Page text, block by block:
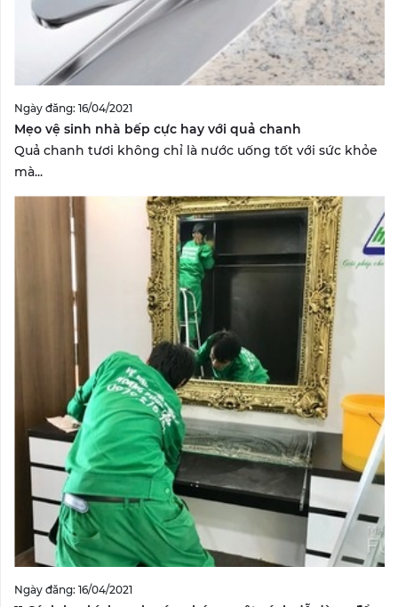
Ngày đăng: 16/04/2021
Mẹo vệ sinh nhà bếp cực hay với quả chanh
Quả chanh tươi không chỉ là nước uống tốt với sức khỏe
mà...
Ngày đăng: 16/04/2021